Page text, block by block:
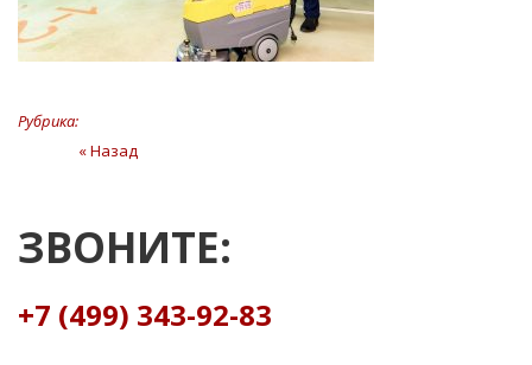
Рубрика:
Навигация
записям
« Назад
ЗВОНИТЕ:
+7 (499) 343-92-83